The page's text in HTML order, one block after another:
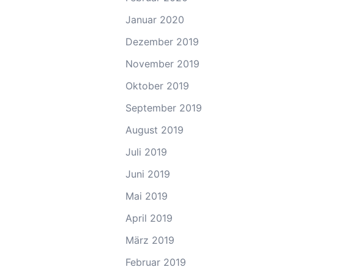
Januar 2020
Dezember 2019
November 2019
Oktober 2019
September 2019
August 2019
Juli 2019
Juni 2019
Mai 2019
April 2019
März 2019
Februar 2019